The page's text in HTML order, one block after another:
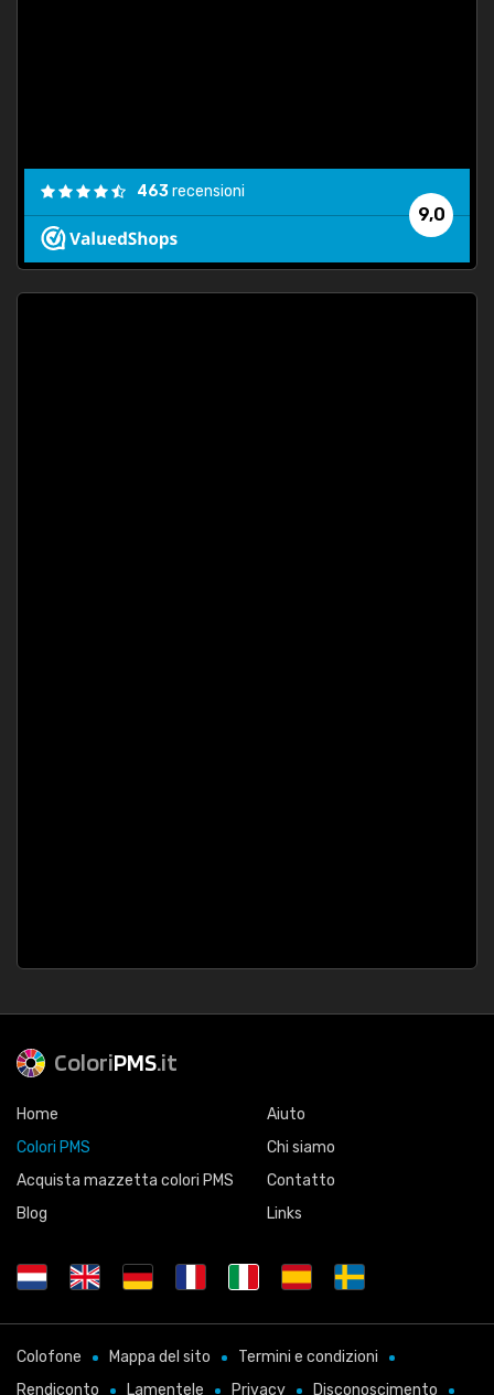
9,0
463recensioni
ColoriPMS.it
Home
Colori PMS
Acquista mazzetta colori PMS
Blog
Aiuto
Chi siamo
Contatto
Links
Colofone Mappa del sito
Termini e condizioni
Rendiconto
Lamentele Privacy Disconoscimento